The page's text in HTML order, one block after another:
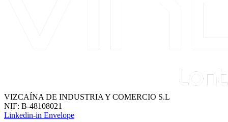
VIZCAÍNA DE INDUSTRIA Y COMERCIO S.L
NIF: B-48108021
Linkedin-in Envelope